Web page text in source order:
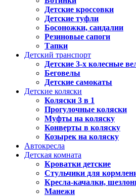
Детские кроссовки
Детские туфли
Босоножки, сандалии
Резиновые сапоги
Тапки
Детский транспорт
Детские 3-х колесные
Беговелы
Детские самокаты
Детские коляски
Коляски 3 в 1
Прогулочные коляски
Муфты на коляску
Конверты в коляску
Козырек на коляску
Автокресла
Детская комната
Кроватки детские
Стульчики для
Кресла-качалки,
Манежи